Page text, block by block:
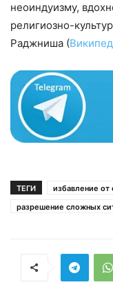
неоиндуизму,
религиозно-
Раджниша (
ТЕГИ избавление от
разрешение сложных